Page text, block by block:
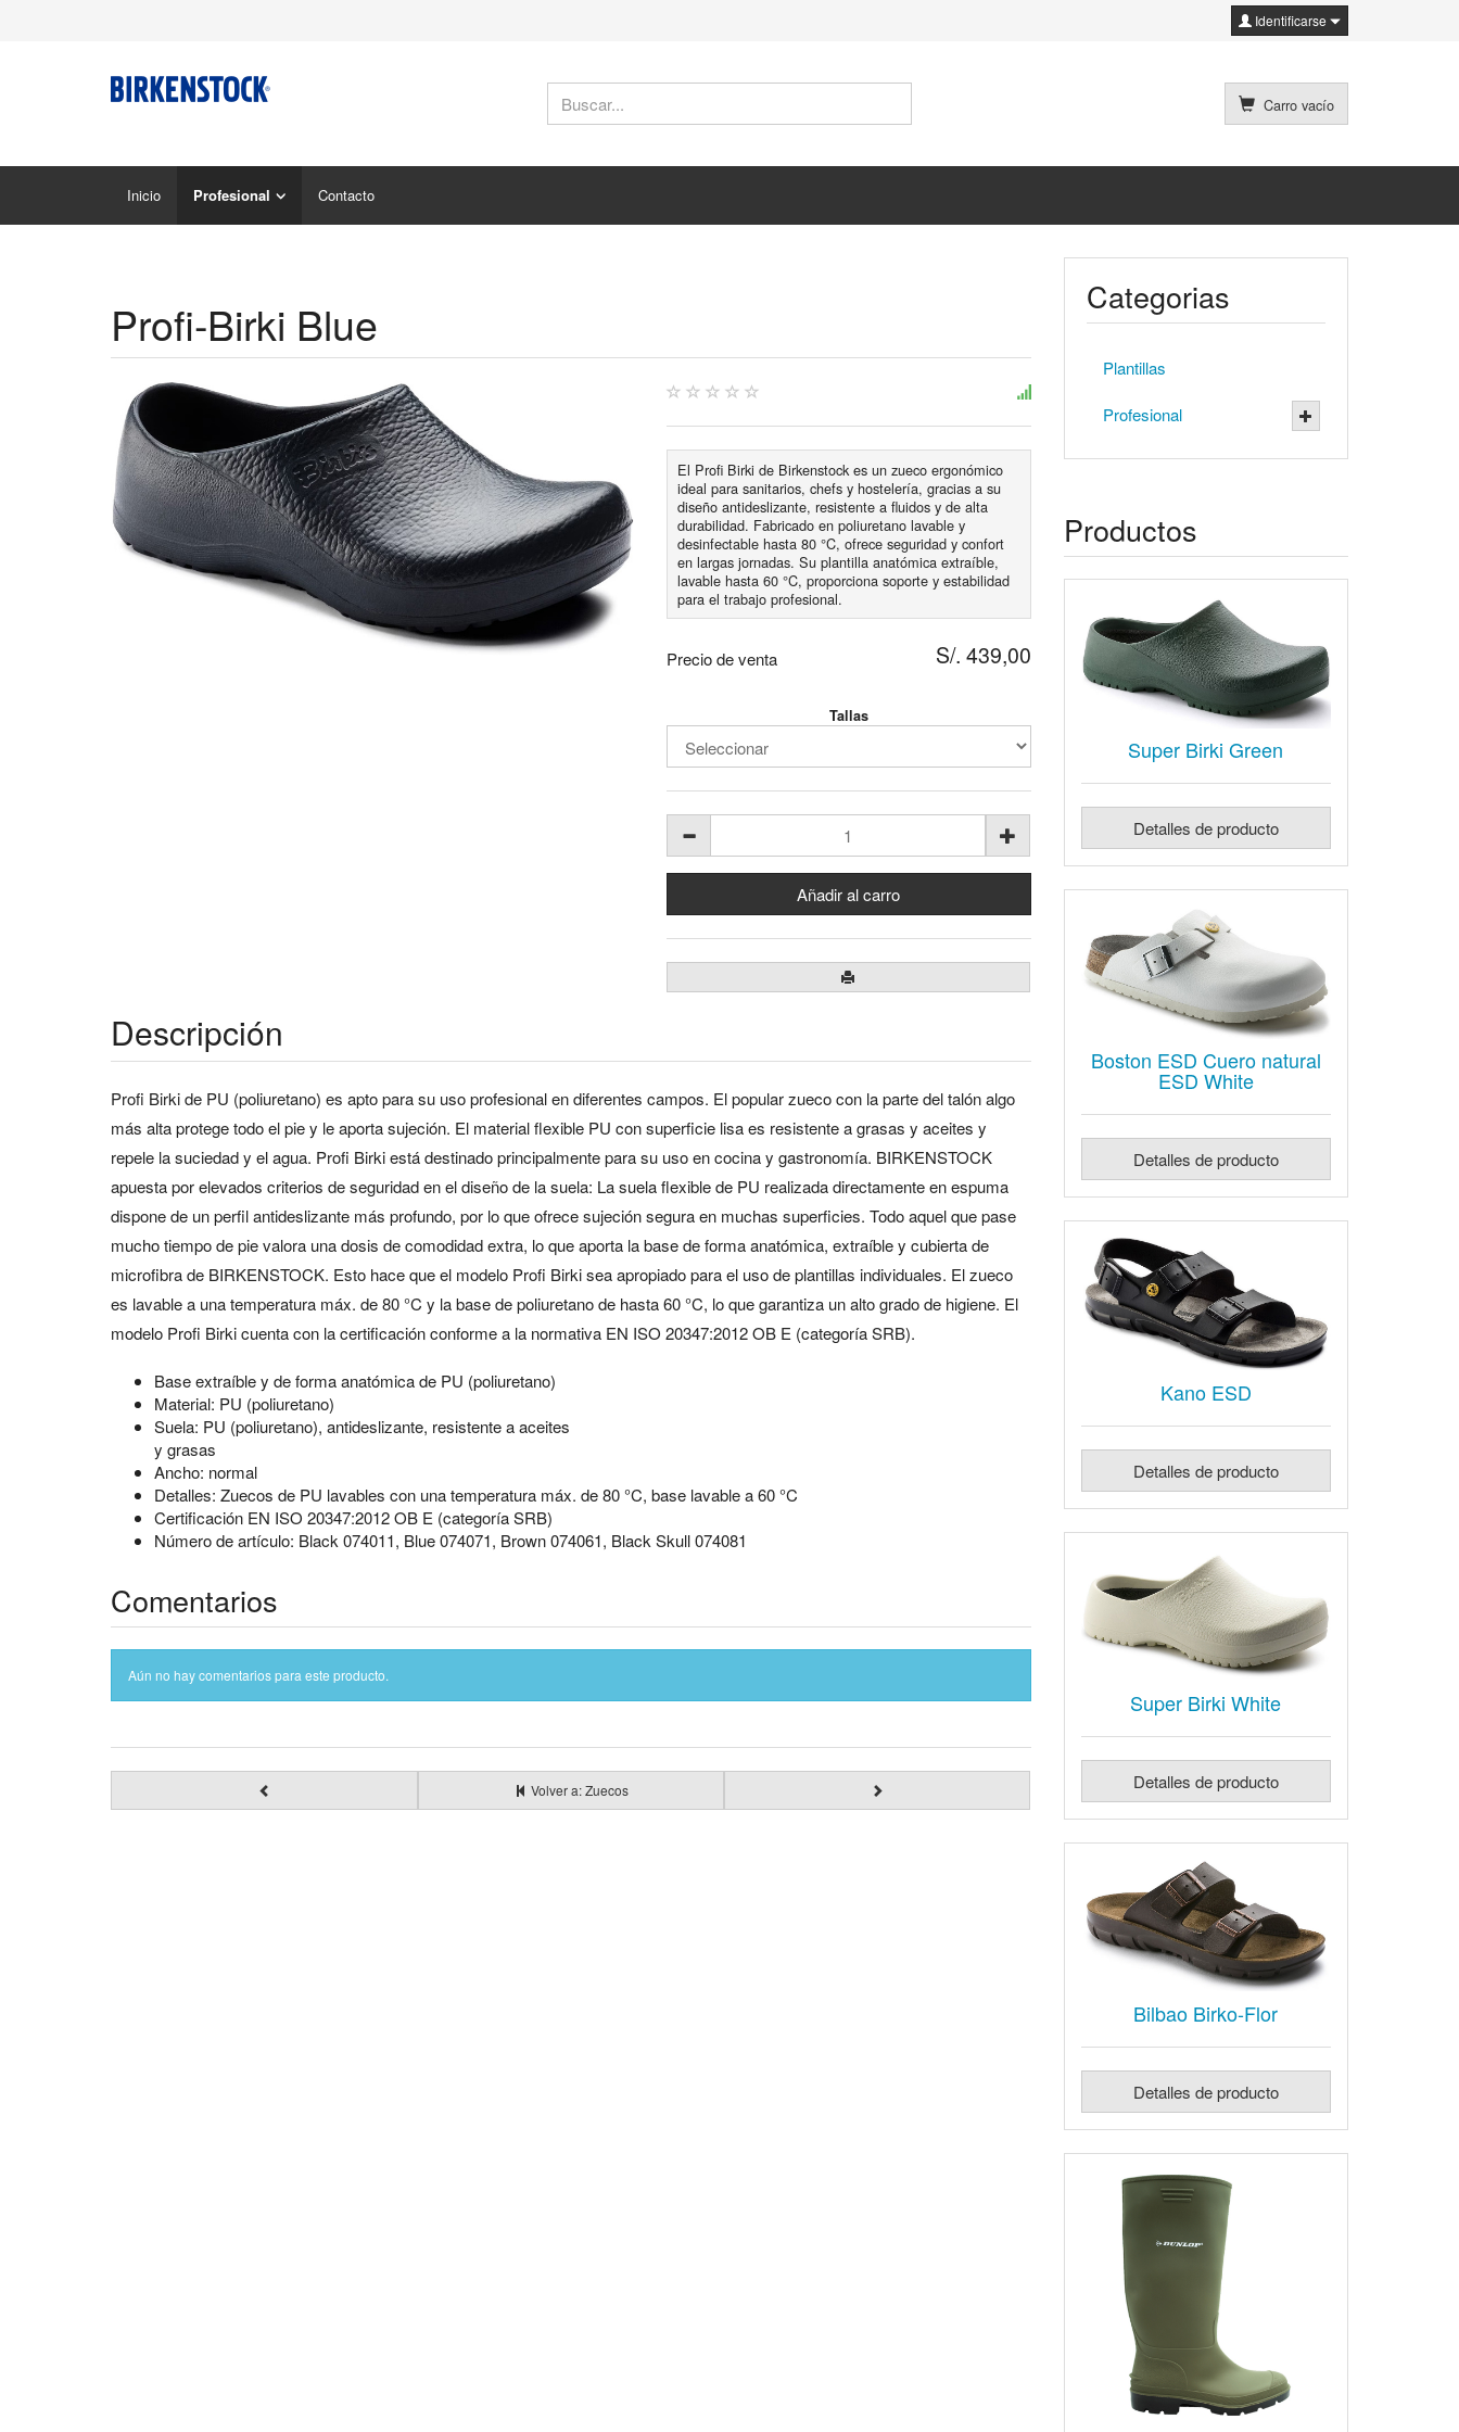
Identificarse
Carro vacío
Inicio Profesional Contacto
Profi-Birki Blue
El Profi Birki de Birkenstock es un zueco ergonómico
ideal para sanitarios, chefs y hostelería, gracias a su
diseño antideslizante, resistente a fluidos y de alta
durabilidad. Fabricado en poliuretano lavable y
desinfectable hasta 80 °C, ofrece seguridad y confort
en largas jornadas. Su plantilla anatómica extraíble,
lavable hasta 60 °C, proporciona soporte y estabilidad
para el trabajo profesional.
Precio de venta S/. 439,00
Tallas
Descripción
Profi Birki de PU (poliuretano) es apto para su uso profesional en diferentes campos. El popular zueco con la parte del talón algo
más alta protege todo el pie y le aporta sujeción. El material flexible PU con superficie lisa es resistente a grasas y aceites y
repele la suciedad y el agua. Profi Birki está destinado principalmente para su uso en cocina y gastronomía. BIRKENSTOCK
apuesta por elevados criterios de seguridad en el diseño de la suela: La suela flexible de PU realizada directamente en espuma
dispone de un perfil antideslizante más profundo, por lo que ofrece sujeción segura en muchas superficies. Todo aquel que pase
mucho tiempo de pie valora una dosis de comodidad extra, lo que aporta la base de forma anatómica, extraíble y cubierta de
microfibra de BIRKENSTOCK. Esto hace que el modelo Profi Birki sea apropiado para el uso de plantillas individuales. El zueco
es lavable a una temperatura máx. de 80 °C y la base de poliuretano de hasta 60 °C, lo que garantiza un alto grado de higiene. El
modelo Profi Birki cuenta con la certificación conforme a la normativa EN ISO 20347:2012 OB E (categoría SRB).
Base extraíble y de forma anatómica de PU (poliuretano)
Material: PU (poliuretano)
Suela: PU (poliuretano), antideslizante, resistente a aceites
y grasas
Ancho: normal
Detalles: Zuecos de PU lavables con una temperatura máx. de 80 °C, base lavable a 60 °C
Certificación EN ISO 20347:2012 OB E (categoría SRB)
Número de artículo: Black 074011, Blue 074071, Brown 074061, Black Skull 074081
Comentarios
Aún no hay comentarios para este producto.
Volver a: Zuecos
Categorias
Plantillas
Profesional
Productos
Super Birki Green
Detalles de producto
Boston ESD Cuero natural
ESD White
Detalles de producto
Kano ESD
Detalles de producto
Super Birki White
Detalles de producto
Bilbao Birko-Flor
Detalles de producto